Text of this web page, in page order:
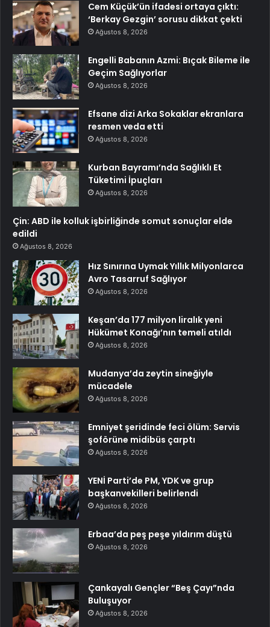
Cem Küçük’ün ifadesi ortaya çıktı:
‘Berkay Gezgin’ sorusu dikkat çekti
Ağustos 8, 2026
Engelli Babanın Azmi: Bıçak Bileme ile
Geçim Sağlıyorlar
Ağustos 8, 2026
Efsane dizi Arka Sokaklar ekranlara
resmen veda etti
Ağustos 8, 2026
Kurban Bayramı’nda Sağlıklı Et
Tüketimi İpuçları
Ağustos 8, 2026
Çin: ABD ile kolluk işbirliğinde somut sonuçlar elde
edildi
Ağustos 8, 2026
Hız Sınırına Uymak Yıllık Milyonlarca
Avro Tasarruf Sağlıyor
Ağustos 8, 2026
Keşan’da 177 milyon liralık yeni
Hükümet Konağı’nın temeli atıldı
Ağustos 8, 2026
Mudanya’da zeytin sineğiyle
mücadele
Ağustos 8, 2026
Emniyet şeridinde feci ölüm: Servis
şoförüne midibüs çarptı
Ağustos 8, 2026
YENİ Parti’de PM, YDK ve grup
başkanvekilleri belirlendi
Ağustos 8, 2026
Erbaa’da peş peşe yıldırım düştü
Ağustos 8, 2026
Çankayalı Gençler “Beş Çayı”nda
Buluşuyor
Ağustos 8, 2026